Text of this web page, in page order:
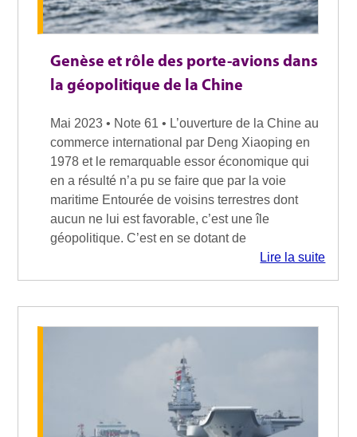
Genèse et rôle des porte-avions dans
la géopolitique de la Chine
Mai 2023 • Note 61 • L’ouverture de la Chine au
commerce international par Deng Xiaoping en
1978 et le remarquable essor économique qui
en a résulté n’a pu se faire que par la voie
maritime Entourée de voisins terrestres dont
aucun ne lui est favorable, c’est une île
géopolitique. C’est en se dotant de
Lire la suite